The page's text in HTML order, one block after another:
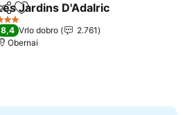
Dodati u favorite
Jardins D'Adalric
Zvezdice
8,4 Vrlo dobro
2.761
Obernai